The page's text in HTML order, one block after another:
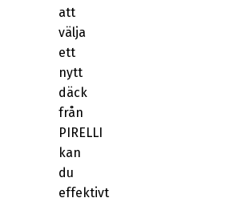
att
välja
ett
nytt
däck
från
PIRELLI
kan
du
effektivt